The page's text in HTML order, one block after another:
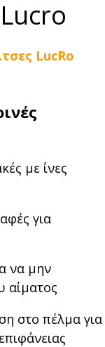
LucRo
με ίνες
για
να μην
αίματος
στο πέλμα για